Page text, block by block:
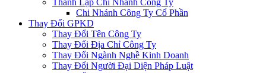
Thành Lập Chi Nhánh Công Ty
Chi Nhánh Công Ty Cổ Phần
Thay Đổi GPKD
Thay Đổi Tên Công Ty
Thay Đổi Địa Chỉ Công Ty
Thay Đổi Ngành Nghề Kinh Doanh
Thay Đổi Người Đại Diện Pháp Luật